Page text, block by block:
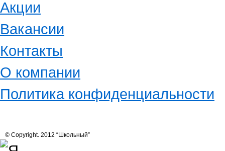
Акции
Вакансии
Контакты
О компании
Политика конфиденциальности
© Copyright. 2012 “Школьный”